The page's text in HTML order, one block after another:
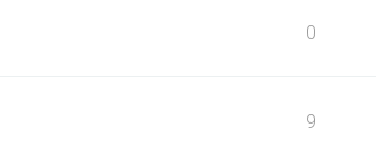
0
9